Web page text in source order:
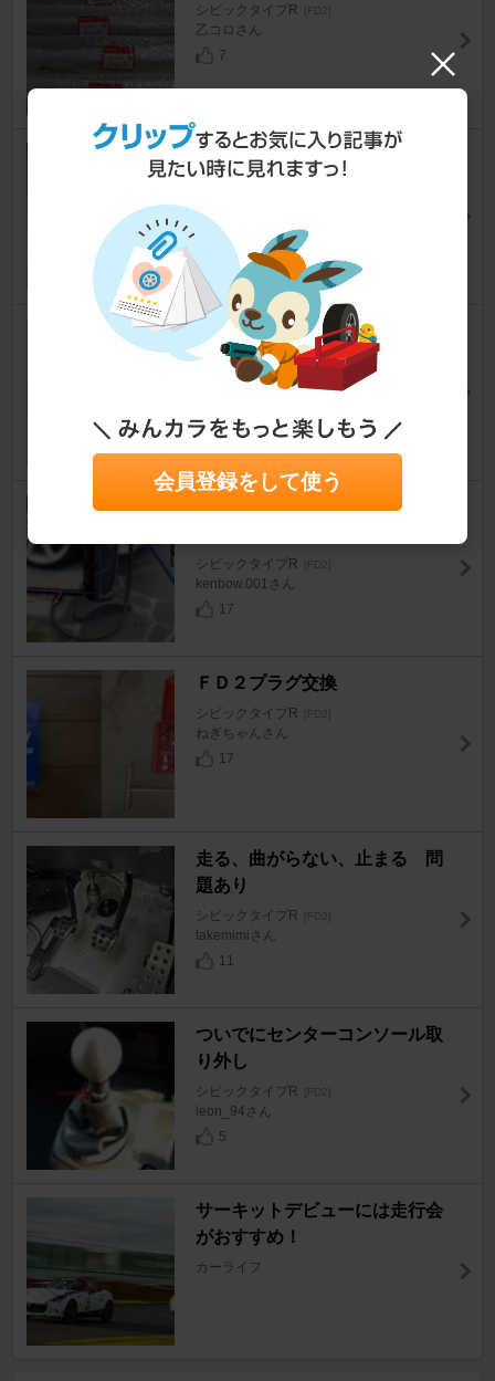
シビックタイプR [FD2]
乙コロさん
7
MAXIM WORKS 4-2-1 エキゾー
ストマニホールド
シビックタイプR
はちえす@オルタナティヴさん
MUGEN / 無限 Quick Shifter /
クイックシフター
シビックタイプR [FD2]
8
GREEN LIFE 純水器切り替えコ
シビックタイプR [FD2]
kenbow.001さん
17
ＦＤ２プラグ交換
シビックタイプR [FD2]
ねぎちゃんさん
17
走る、曲がらない、止まる 問
題あり
シビックタイプR [FD2]
takemimiさん
11
ついでにセンターコンソール取
り外し
シビックタイプR [FD2]
leon_94さん
5
サーキットデビューには走行会
がおすすめ！
カーライフ
会員登録をして使う